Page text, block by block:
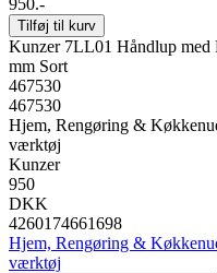
950.-
Tilføj til kurv
Kunzer 7LL01 Håndlup
mm Sort
467530
467530
Hjem, Rengøring &
værktøj
Kunzer
950
DKK
4260174661698
Hjem, Rengøring &
værktøj